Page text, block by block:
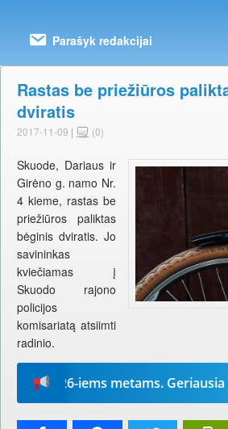
Parašyk redakcijai
Rastas be priežiūros
dviratis
2017-11-09 | (0)
Skuode, Dariaus ir
Girėno g. namo Nr.
4 kieme, rastas be
priežiūros paliktas
bėginis dviratis. Jo
savininkas
kviečiamas į
Skuodo rajono
policijos
komisariatą atsiimti
radinio.
2026-iems metams. Geriausia